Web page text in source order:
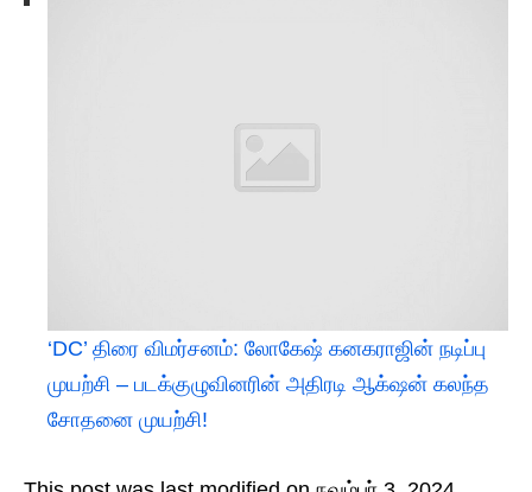
‘DC’ திரை விமர்சனம்: லோகேஷ் கனகராஜின் நடிப்பு
முயற்சி – படக்குழுவினரின் அதிரடி ஆக்‌ஷன் கலந்த
சோதனை முயற்சி!